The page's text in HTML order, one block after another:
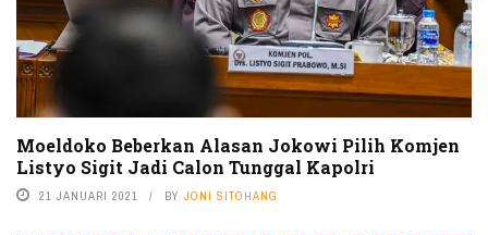
Moeldoko Beberkan Alasan Jokowi Pilih Komjen
Listyo Sigit Jadi Calon Tunggal Kapolri
21 JANUARI 2021 BY JONI SITOHANG